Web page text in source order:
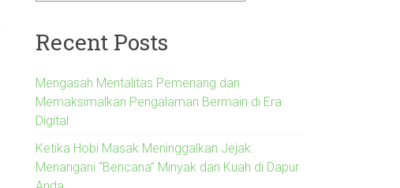
Recent Posts
Mengasah Mentalitas Pemenang dan
Memaksimalkan Pengalaman Bermain di Era
Digital
Ketika Hobi Masak Meninggalkan Jejak:
Menangani “Bencana” Minyak dan Kuah di Dapur